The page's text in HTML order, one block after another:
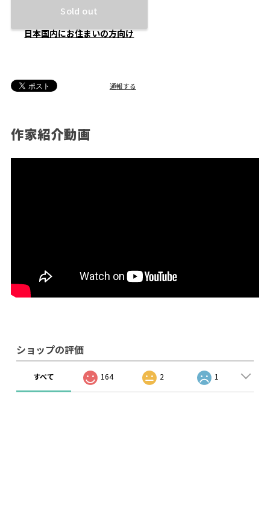
Sold out
日本国内にお住まいの方向け
通報する
作家紹介動画
ショップの評価
すべて 164 2 1